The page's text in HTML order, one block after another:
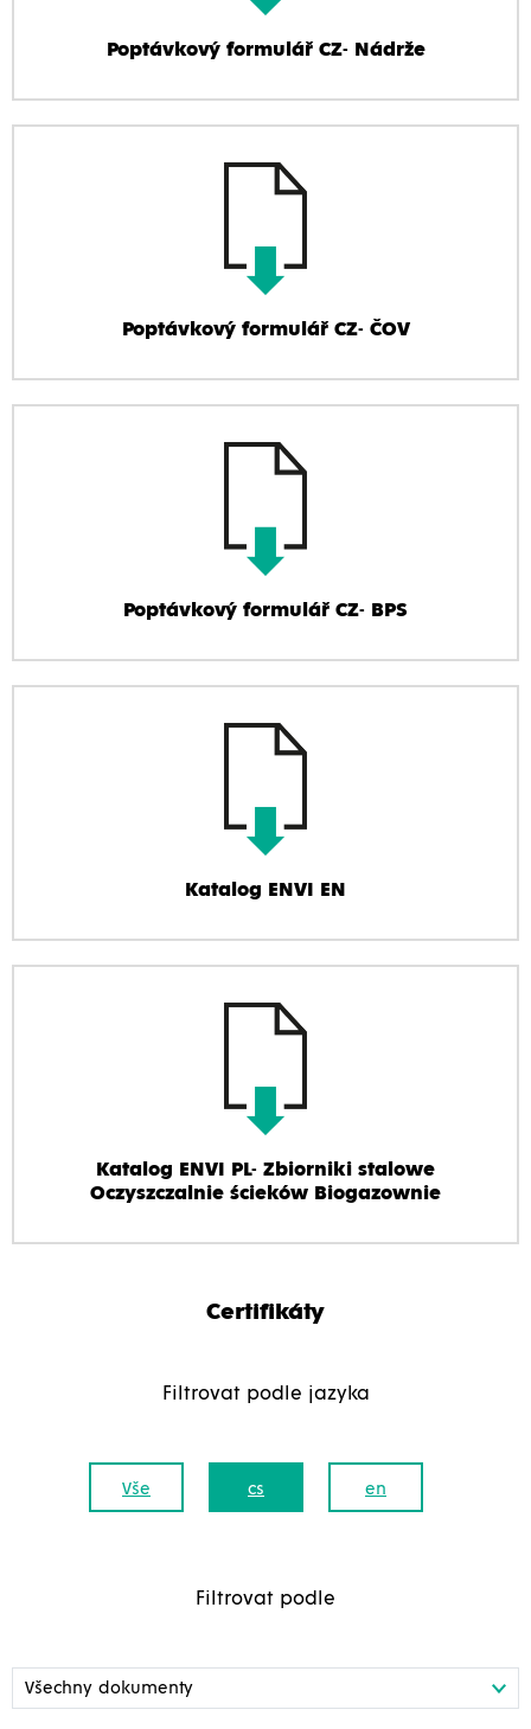
Poptávkový formulář CZ- Nádrže
Poptávkový formulář CZ- ČOV
Poptávkový formulář CZ- BPS
Katalog ENVI EN
Katalog ENVI PL- Zbiorniki stalowe
Oczyszczalnie ścieków Biogazownie
Certifikáty
Filtrovat podle jazyka
Vše cs en
Filtrovat podle